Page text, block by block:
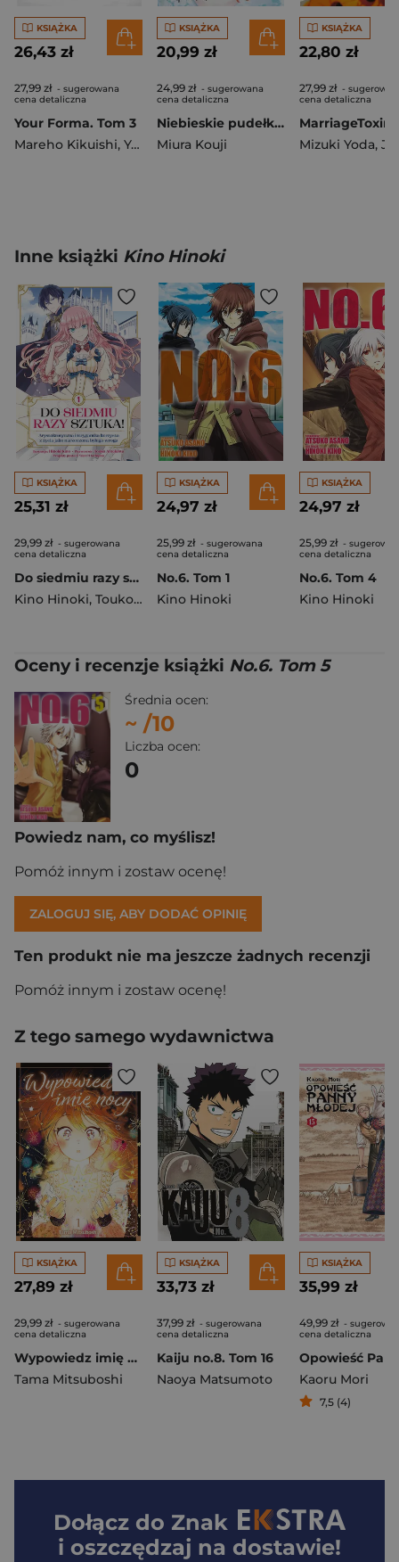
KSIĄŻKA
26,43 zł
27,99 zł - sugerowana
cena detaliczna
Your Forma. Tom 3
Mareho Kikuishi, Yoshinori Kisaragi
KSIĄŻKA
20,99 zł
24,99 zł - sugerowana
cena detaliczna
Niebieskie pudełko. Tom 17
Miura Kouji
KSIĄŻKA
22,80 zł
27,99 zł -
cena detaliczna
Mizuki Yoda,
Inne książki Kino Hinoki
KSIĄŻKA
25,31 zł
29,99 zł - sugerowana
cena detaliczna
Do siedmiu razy sztuka! Tom 1
Kino Hinoki, Touko Amekawa
KSIĄŻKA
24,97 zł
25,99 zł - sugerowana
cena detaliczna
No.6. Tom 1
Kino Hinoki
KSIĄŻKA
24,97 zł
25,99 zł -
cena detaliczna
No.6. Tom 4
Kino Hinoki
Oceny i recenzje książki No.6. Tom 5
Średnia ocen:
~ /10
Liczba ocen:
0
Powiedz nam, co myślisz!
Pomóż innym i zostaw ocenę!
ZALOGUJ SIĘ, ABY DODAĆ OPINIĘ
Ten produkt nie ma jeszcze żadnych recenzji
Pomóż innym i zostaw ocenę!
Z tego samego wydawnictwa
KSIĄŻKA
27,89 zł
29,99 zł - sugerowana
cena detaliczna
Wypowiedz imię nocy. Tom 1
Tama Mitsuboshi
KSIĄŻKA
33,73 zł
37,99 zł - sugerowana
cena detaliczna
Kaiju no.8. Tom 16
Naoya Matsumoto
KSIĄŻKA
35,99 zł
49,99 zł -
cena detaliczna
Kaoru Mori
7,5 (4)
Dołącz do Znak
i oszczędzaj na dostawie!